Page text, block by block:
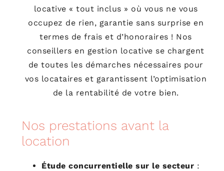
locative « tout inclus » où vous ne vous
occupez de rien, garantie sans surprise en
termes de frais et d’honoraires ! Nos
conseillers en gestion locative se chargent
de toutes les démarches nécessaires pour
vos locataires et garantissent l’optimisation
de la rentabilité de votre bien.
Nos prestations avant la
location
Étude concurrentielle sur le secteur :